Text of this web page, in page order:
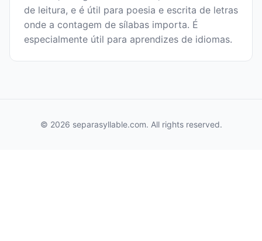
de leitura, e é útil para poesia e escrita de letras
onde a contagem de sílabas importa. É
especialmente útil para aprendizes de idiomas.
© 2026 separasyllable.com. All rights reserved.